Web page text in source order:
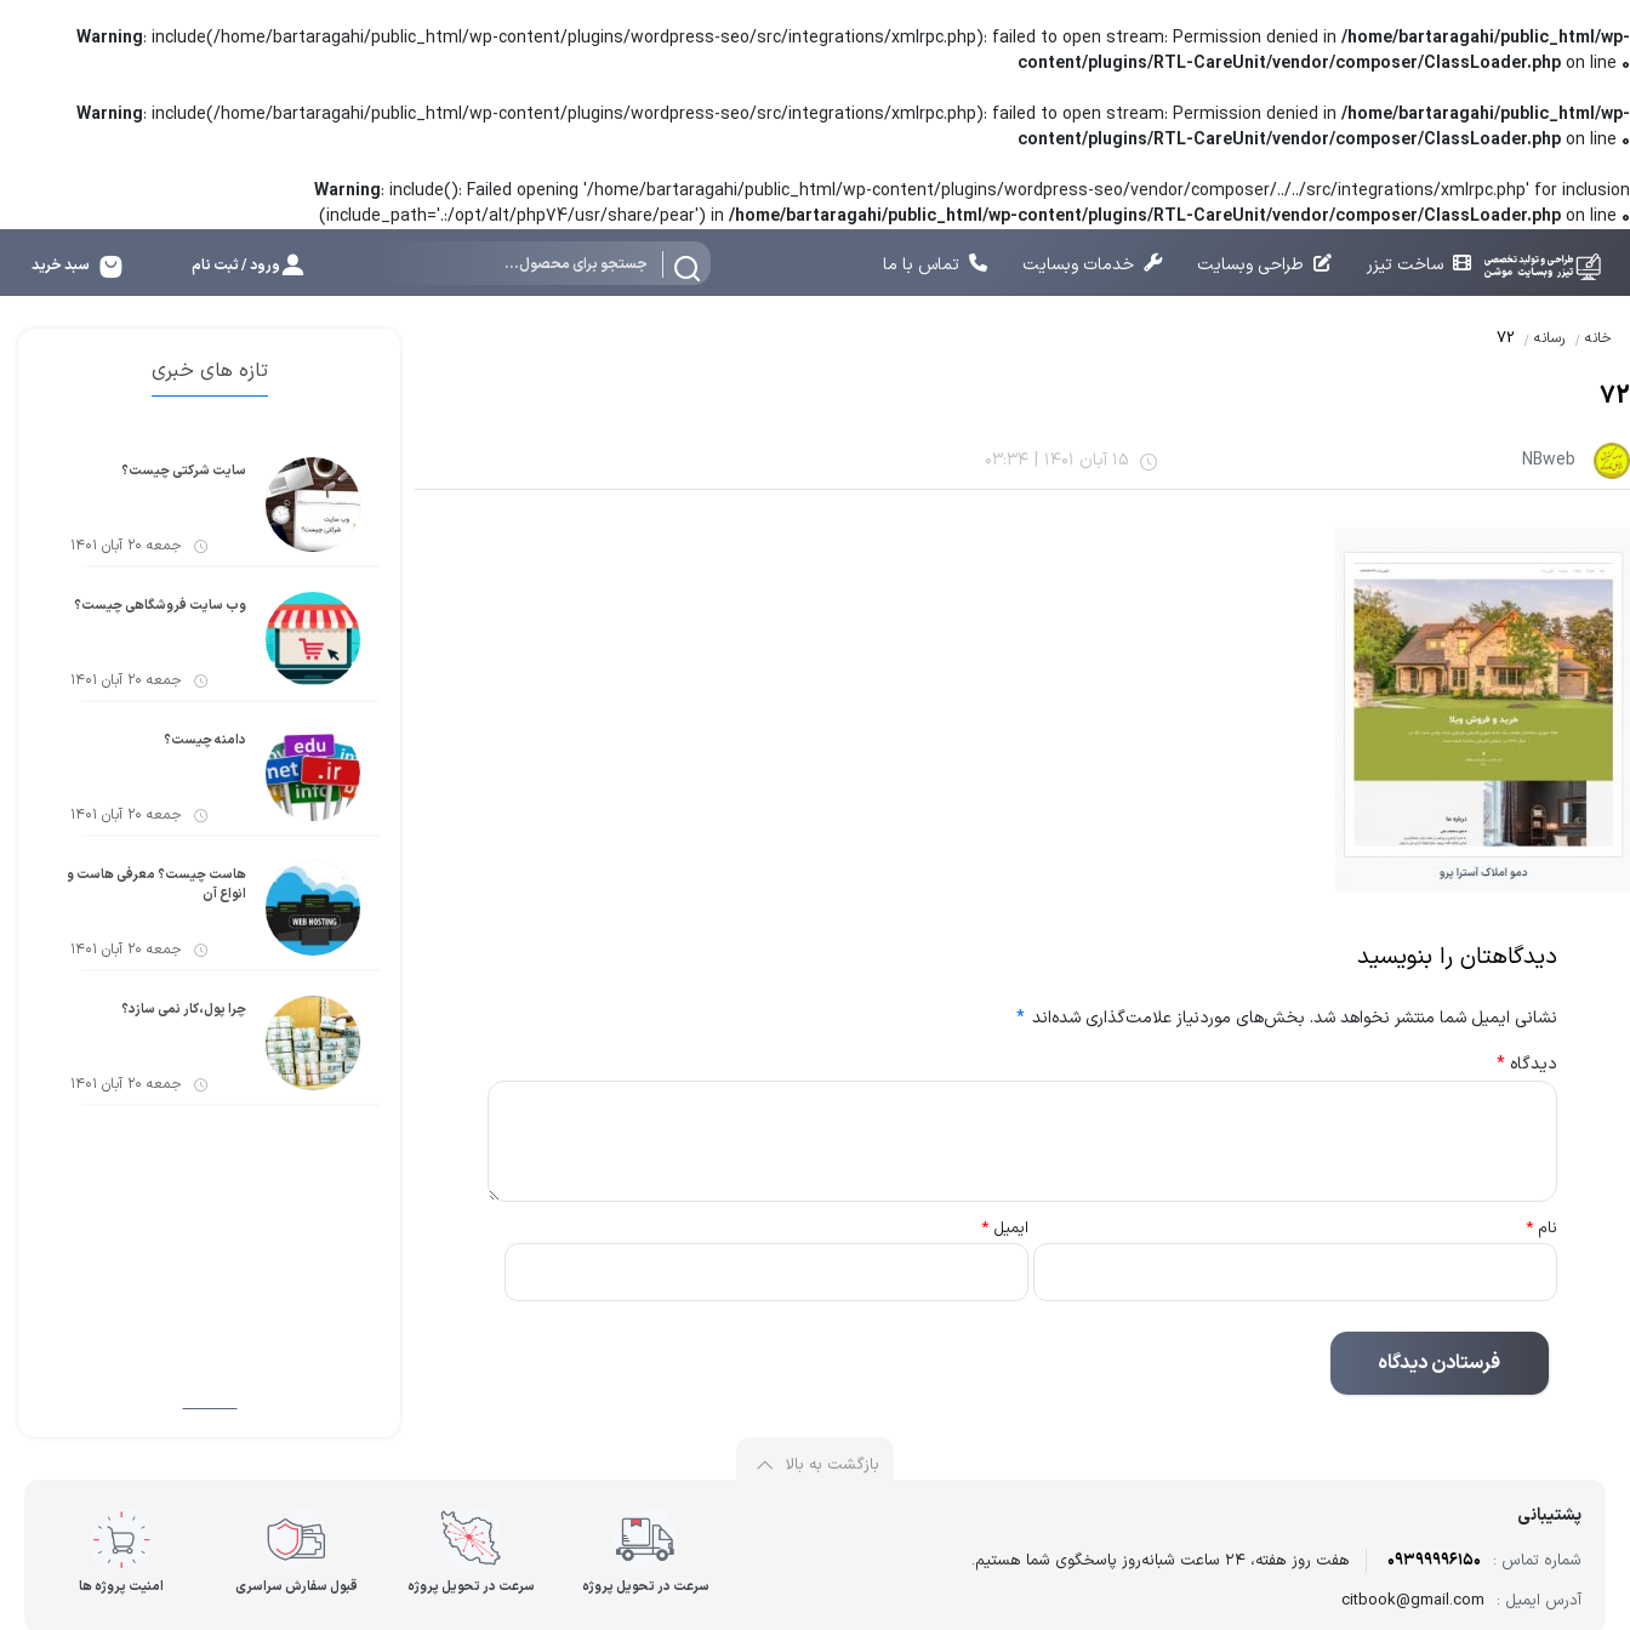
Warning: include(/home/bartaragahi/public_html/wp-content/plugins/wordpress-seo/src/integrations/xmlrpc.php): failed to open stream: Permission denied in /home/bartaragahi/public_html/wp-
content/plugins/RTL-CareUnit/vendor/composer/ClassLoader.phpon line 0
Warning: include(/home/bartaragahi/public_html/wp-content/plugins/wordpress-seo/src/integrations/xmlrpc.php): failed to open stream: Permission denied in /home/bartaragahi/public_html/wp-
content/plugins/RTL-CareUnit/vendor/composer/ClassLoader.phpon line 0
Warning: include(): Failed opening '/home/bartaragahi/public_html/wp-content/plugins/wordpress-seo/vendor/composer/../../src/integrations/xmlrpc.php' for inclusion
(include_path='.:/opt/alt/php74/usr/share/pear') in /home/bartaragahi/public_html/wp-content/plugins/RTL-CareUnit/vendor/composer/ClassLoader.phpon line 0
ساخت تیزر
طراحی وبسایت خدمات وبسایت تماس با ما ورود / ثبت نام سبد خرید
خانه رسانه
72
NBweb 15 آبان 1401 |
03:34
دیدگاهتان را بنویسید
نشانی ایمیل شما منتشر نخواهد شد. بخش‌های موردنیاز علامت‌گذاری شده‌اند *
دیدگاه*
نام* ایمیل*
تازه های خبری
سایت شرکتی چیست؟
جمعه 20 آبان 1401
وب سایت فروشگاهی چیست؟
جمعه 20 آبان 1401
دامنه چیست؟
جمعه 20 آبان 1401
هاست چیست؟ معرفی هاست و
انواع آن
جمعه 20 آبان 1401
چرا پول،کار نمی سازد؟
جمعه 20 آبان 1401
بازگشت به بالا
پشتیبانی
شماره تماس : 09399996150
هفت روز هفته، ۲۴ ساعت شبانه‌روز پاسخگوی شما هستیم.
آدرس ایمیل : citbook@gmail.com
سرعت در تحویل پروژه سرعت در تحویل پروژه قبول سفارش سراسری امنیت پروژه ها